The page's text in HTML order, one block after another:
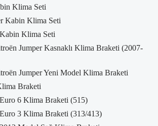
Klima Seti
Kabin Klima Seti
Klima Seti
Jumper Kasnaklı Klima Braketi (2007-
Jumper Yeni Model Klima Braketi
Braketi
6 Klima Braketi (515)
3 Klima Braketi (313/413)